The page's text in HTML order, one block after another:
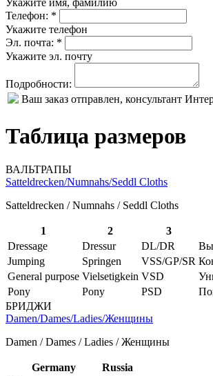
Укажите имя, фамилию
Телефон: *
Укажите телефон
Эл. почта: *
Укажите эл. почту
Подробности:
Ваш заказ отправлен, консультант
Таблица размеров
ВАЛЬТРАПЫ
Satteldrecken/Numnahs/Seddl Cloths
Satteldrecken / Numnahs / Seddl Cloths
1 2 3
Dressage
Dressur DL/DR
Jumping
Springen VSS/GP/SR
General purpose Vielsetigkein VSD
Pony
Pony PSD
БРИДЖИ
Damen/Dames/Ladies/Женщины
Damen / Dames / Ladies / Женщины
Germany
Russia